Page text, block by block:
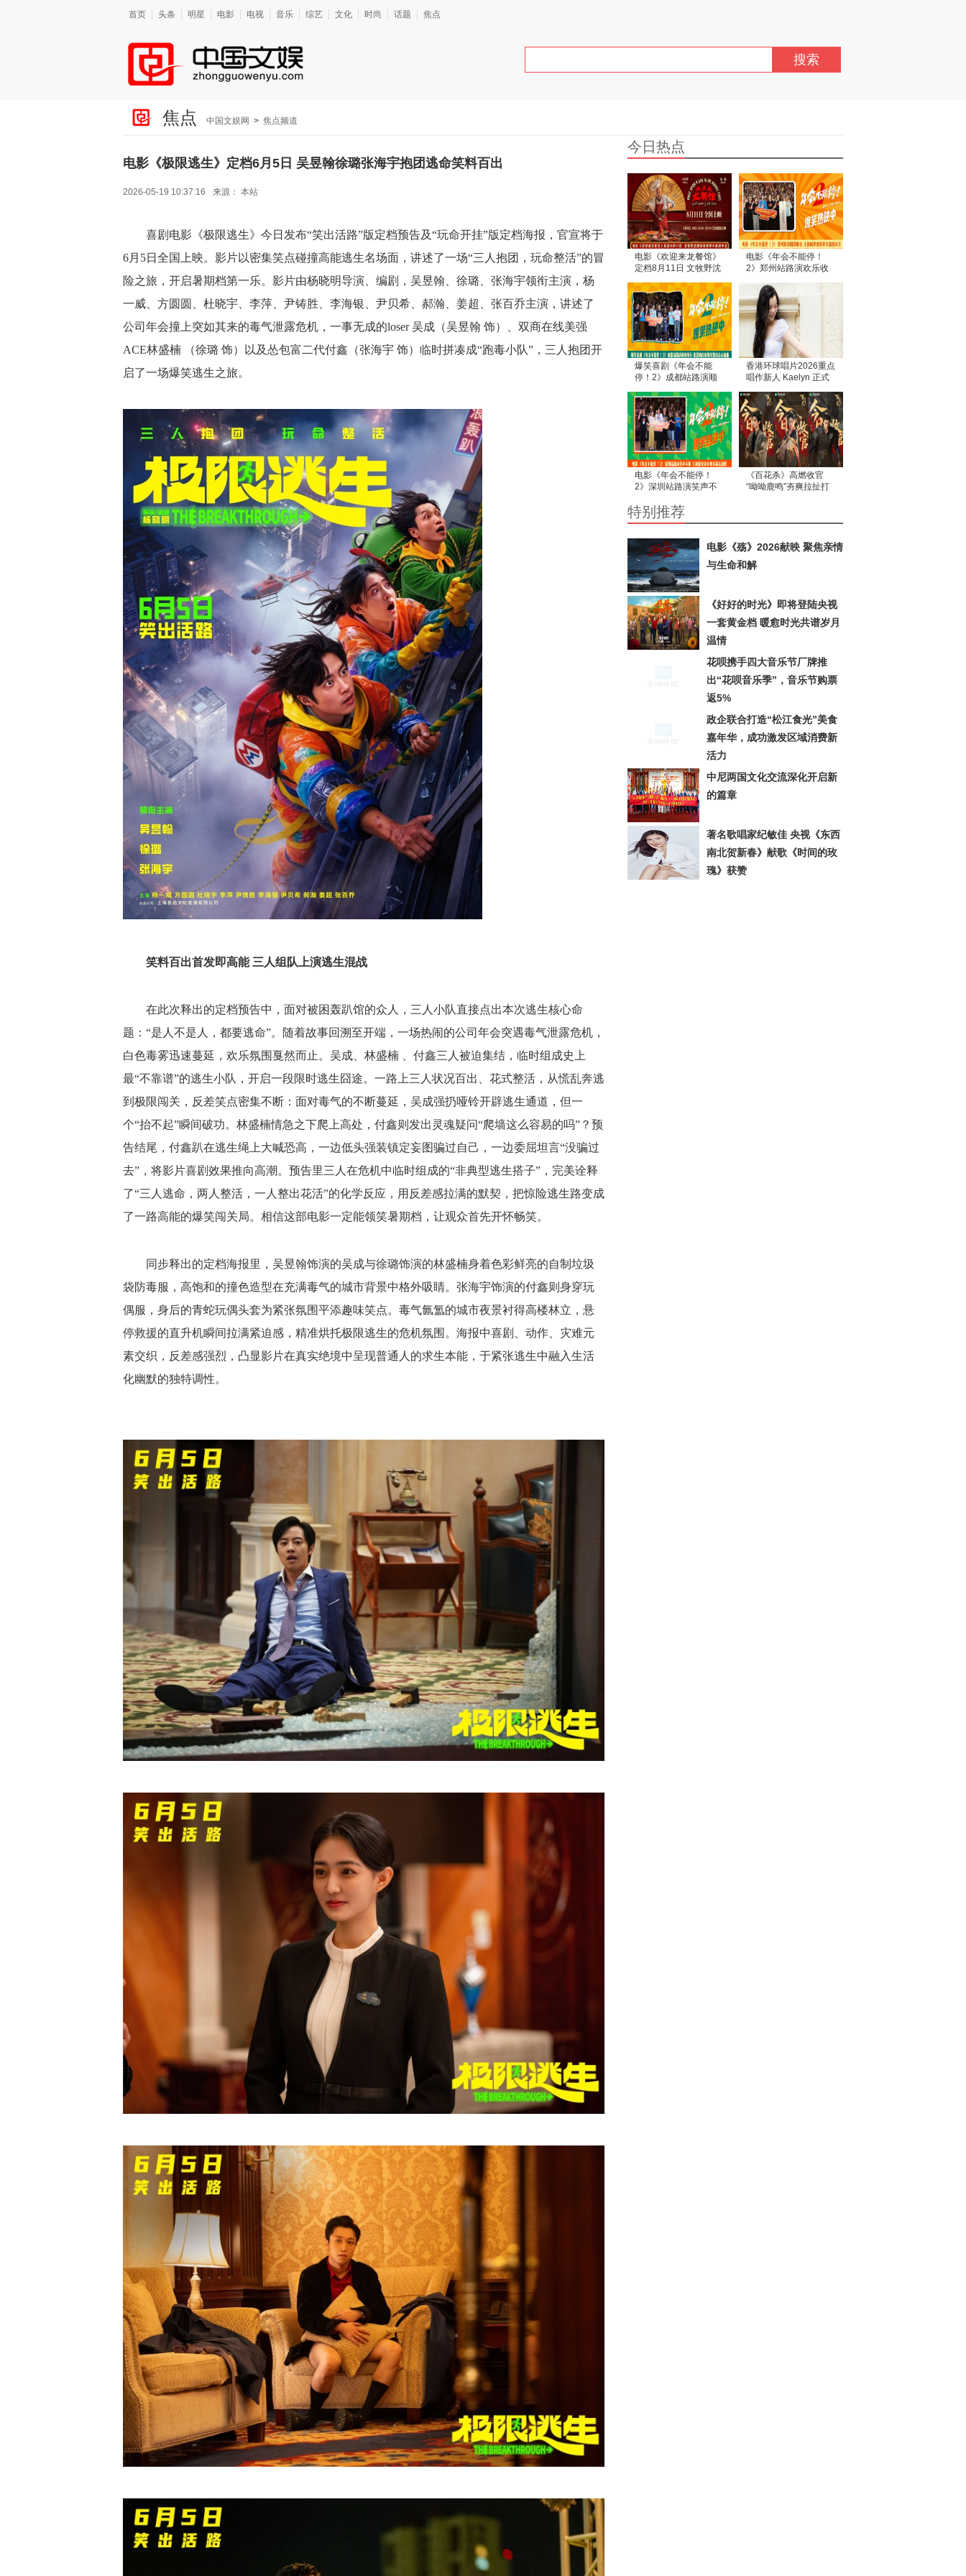
首页 头条 明星 电影 电视 音乐 综艺 文化 时尚 话题 焦点
搜索
焦点 中国文娱网 > 焦点频道
电影《极限逃生》定档6月5日 吴昱翰徐璐张海宇抱团逃命笑料百出
2026-05-19 10:37:16 来源： 本站
喜剧电影《极限逃生》今日发布“笑出活路”版定档预告及“玩命开挂”版定档海报，官宣将于
6月5日全国上映。影片以密集笑点碰撞高能逃生名场面，讲述了一场“三人抱团，玩命整活”的冒
险之旅，开启暑期档第一乐。影片由杨晓明导演、编剧，吴昱翰、徐璐、张海宇领衔主演，杨
一威、方圆圆、杜晓宇、李萍、尹铸胜、李海银、尹贝希、郝瀚、姜超、张百乔主演，讲述了
公司年会撞上突如其来的毒气泄露危机，一事无成的loser 吴成（吴昱翰 饰）、双商在线美强
ACE林盛楠 （徐璐 饰）以及怂包富二代付鑫（张海宇 饰）临时拼凑成“跑毒小队”，三人抱团开
启了一场爆笑逃生之旅。
笑料百出首发即高能 三人组队上演逃生混战
在此次释出的定档预告中，面对被困轰趴馆的众人，三人小队直接点出本次逃生核心命
题：“是人不是人，都要逃命”。随着故事回溯至开端，一场热闹的公司年会突遇毒气泄露危机，
白色毒雾迅速蔓延，欢乐氛围戛然而止。吴成、林盛楠 、付鑫三人被迫集结，临时组成史上
最“不靠谱”的逃生小队，开启一段限时逃生囧途。一路上三人状况百出、花式整活，从慌乱奔逃
到极限闯关，反差笑点密集不断：面对毒气的不断蔓延，吴成强扔哑铃开辟逃生通道，但一
个“抬不起”瞬间破功。林盛楠情急之下爬上高处，付鑫则发出灵魂疑问“爬墙这么容易的吗”？预
告结尾，付鑫趴在逃生绳上大喊恐高，一边低头强装镇定妄图骗过自己，一边委屈坦言“没骗过
去”，将影片喜剧效果推向高潮。预告里三人在危机中临时组成的“非典型逃生搭子”，完美诠释
了“三人逃命，两人整活，一人整出花活”的化学反应，用反差感拉满的默契，把惊险逃生路变成
了一路高能的爆笑闯关局。相信这部电影一定能领笑暑期档，让观众首先开怀畅笑。
同步释出的定档海报里，吴昱翰饰演的吴成与徐璐饰演的林盛楠身着色彩鲜亮的自制垃圾
袋防毒服，高饱和的撞色造型在充满毒气的城市背景中格外吸睛。张海宇饰演的付鑫则身穿玩
偶服，身后的青蛇玩偶头套为紧张氛围平添趣味笑点。毒气氤氲的城市夜景衬得高楼林立，悬
停救援的直升机瞬间拉满紧迫感，精准烘托极限逃生的危机氛围。海报中喜剧、动作、灾难元
素交织，反差感强烈，凸显影片在真实绝境中呈现普通人的求生本能，于紧张逃生中融入生活
化幽默的独特调性。
今日热点
电影《欢迎来龙餐馆》
定档8月11日 文牧野沈
电影《年会不能停！
2》郑州站路演欢乐收
爆笑喜剧《年会不能
停！2》成都站路演顺
整活走心输出
香港环球唱片2026重点
唱作新人 Kaelyn 正式
电影《年会不能停！
2》深圳站路演笑声不
后创作
《百花杀》高燃收官
“呦呦鹿鸣”夯爽拉扯打
特别推荐
电影《殇》2026献映 聚焦亲情
与生命和解
《好好的时光》即将登陆央视
一套黄金档 暖愈时光共谱岁月
温情
花呗携手四大音乐节厂牌推
出“花呗音乐季”，音乐节购票
返5%
政企联合打造“松江食光”美食
嘉年华，成功激发区域消费新
活力
中尼两国文化交流深化开启新
的篇章
著名歌唱家纪敏佳 央视《东西
南北贺新春》献歌《时间的玫
瑰》获赞